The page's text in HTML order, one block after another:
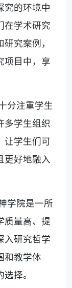
究的环境中
在学术研究
究案例，
项目中，享
分注重学生
多学生组织
让学生们可
更好地融入
学院是一所
质量高、提
入研究哲学
和教学体
择。